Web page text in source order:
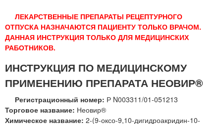
ЛЕКАРСТВЕННЫЕ ПРЕПАРАТЫ РЕЦЕПТУРНОГО
ОТПУСКА НАЗНАЧАЮТСЯ ПАЦИЕНТУ ТОЛЬКО ВРАЧОМ.
ДАННАЯ ИНСТРУКЦИЯ ТОЛЬКО ДЛЯ МЕДИЦИНСКИХ
РАБОТНИКОВ.
ИНСТРУКЦИЯ ПО МЕДИЦИНСКОМУ
ПРИМЕНЕНИЮ ПРЕПАРАТА НЕОВИР®
Регистрационный номер: Р N003311/01-051213
Торговое название: Неовир®
Химическое название: 2-(9-оксо-9,10-дигидроакридин-10-